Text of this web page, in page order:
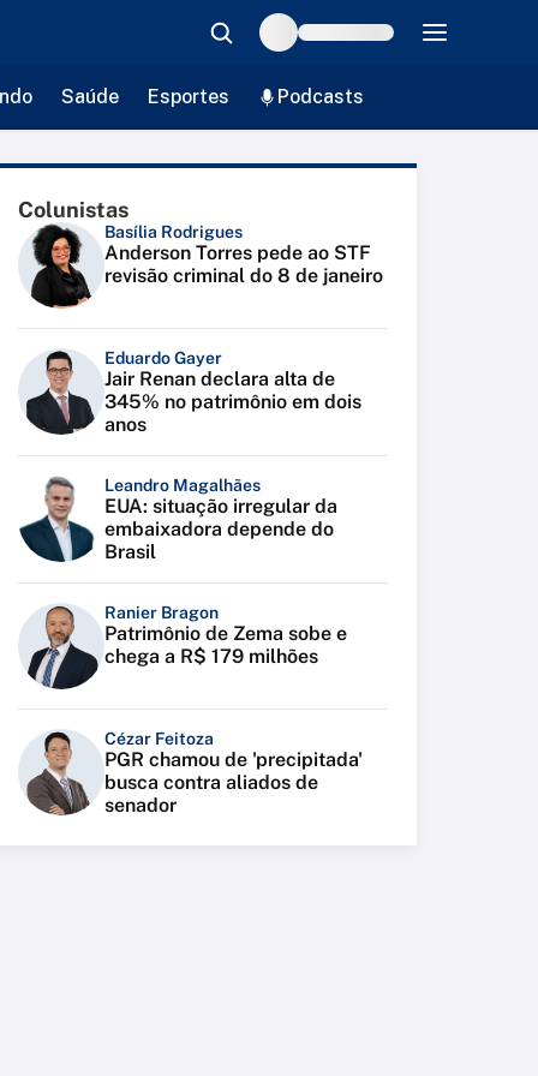
Saúde Esportes Podcasts
Colunistas
Basília Rodrigues
Anderson Torres pede ao STF
revisão criminal do 8 de janeiro
Eduardo Gayer
Jair Renan declara alta de
345% no patrimônio em dois
anos
Leandro Magalhães
EUA: situação irregular da
embaixadora depende do
Brasil
Ranier Bragon
Patrimônio de Zema sobe e
chega a R$ 179 milhões
Cézar Feitoza
PGR chamou de 'precipitada'
busca contra aliados de
senador